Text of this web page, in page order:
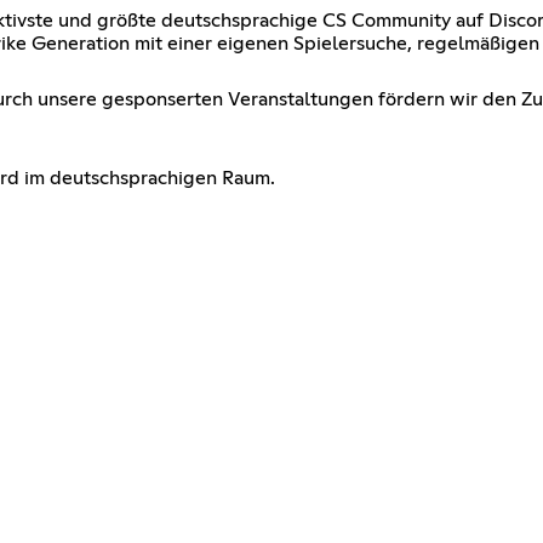
und größte deutschsprachige CS Community auf
Generation mit einer eigenen Spielersuche,
unsere gesponserten Veranstaltungen fördern wir den
im deutschsprachigen Raum.